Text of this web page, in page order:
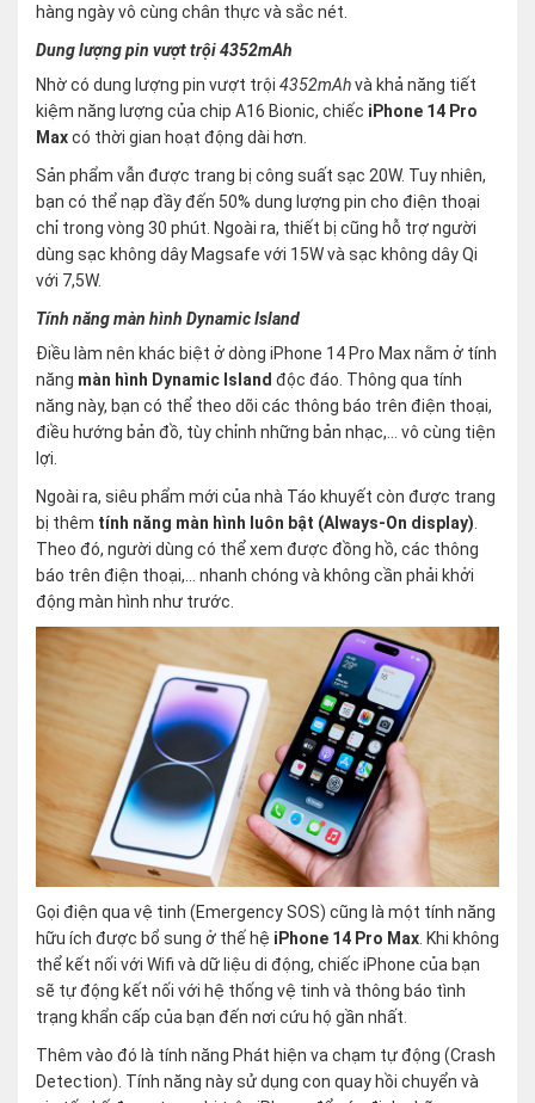
hàng ngày vô cùng chân thực và sắc nét.
Dung lượng pin vượt trội 4352mAh
Nhờ có dung lượng pin vượt trội 4352mAhvà khả năng tiết
kiệm năng lượng của chip A16 Bionic, chiếc iPhone 14 Pro
Maxcó thời gian hoạt động dài hơn.
Sản phẩm vẫn được trang bị công suất sạc 20W. Tuy nhiên,
bạn có thể nạp đầy đến 50% dung lượng pin cho điện thoại
chỉ trong vòng 30 phút. Ngoài ra, thiết bị cũng hỗ trợ người
dùng sạc không dây Magsafe với 15W và sạc không dây Qi
với 7,5W.
Tính năng màn hình Dynamic Island
Điều làm nên khác biệt ở dòng iPhone 14 Pro Max nằm ở tính
năng màn hình Dynamic Island độc đáo. Thông qua tính
năng này, bạn có thể theo dõi các thông báo trên điện thoại,
điều hướng bản đồ, tùy chỉnh những bản nhạc,… vô cùng tiện
lợi.
Ngoài ra, siêu phẩm mới của nhà Táo khuyết còn được trang
bị thêm tính năng màn hình luôn bật (Always-On display)
Theo đó, người dùng có thể xem được đồng hồ, các thông
báo trên điện thoại,… nhanh chóng và không cần phải khởi
động màn hình như trước.
Gọi điện qua vệ tinh (Emergency SOS) cũng là một tính năng
hữu ích được bổ sung ở thế hệ iPhone 14 Pro Max . Khi không
thể kết nối với Wifi và dữ liệu di động, chiếc iPhone của bạn
sẽ tự động kết nối với hệ thống vệ tinh và thông báo tình
trạng khẩn cấp của bạn đến nơi cứu hộ gần nhất.
Thêm vào đó là tính năng Phát hiện va chạm tự động (Crash
Detection). Tính năng này sử dụng con quay hồi chuyển và